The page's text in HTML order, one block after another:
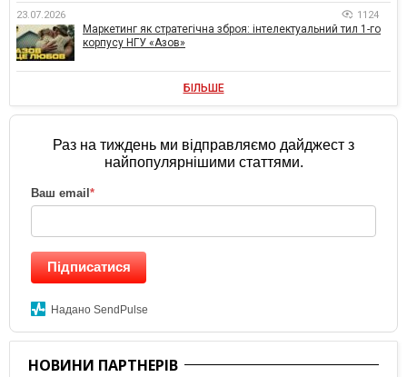
23.07.2026 1124
Маркетинг як стратегічна зброя: інтелектуальний тил 1-го
корпусу НГУ «Азов»
БІЛЬШЕ
Раз на тиждень ми відправляємо дайджест з
найпопулярнішими статтями.
Ваш email*
Підписатися
Надано SendPulse
НОВИНИ ПАРТНЕРІВ